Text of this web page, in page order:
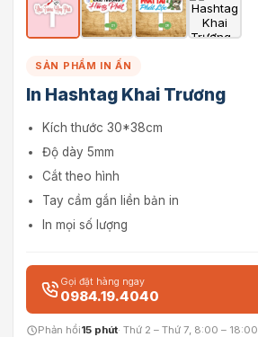
SẢN PHẨM IN ẤN
In Hashtag Khai Trương
Kích thước 30*38cm
Độ dày 5mm
Cắt theo hình
Tay cầm gắn liền bản in
In mọi số lượng
Gọi đặt hàng ngay
0984.19.4040
Phản hồi15 phút· Thứ 2 – Thứ 7, 8:00 – 18:00